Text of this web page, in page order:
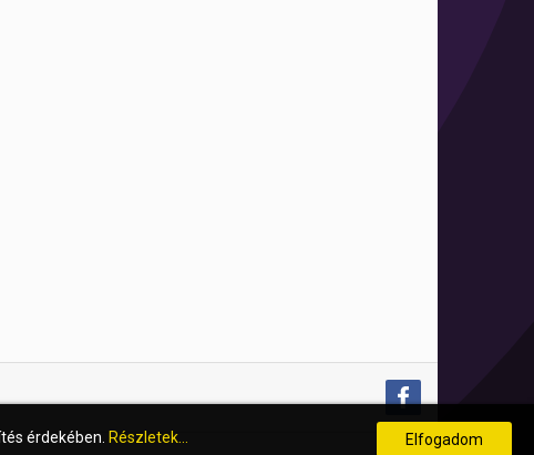
érdekében. Részletek... Elfogadom